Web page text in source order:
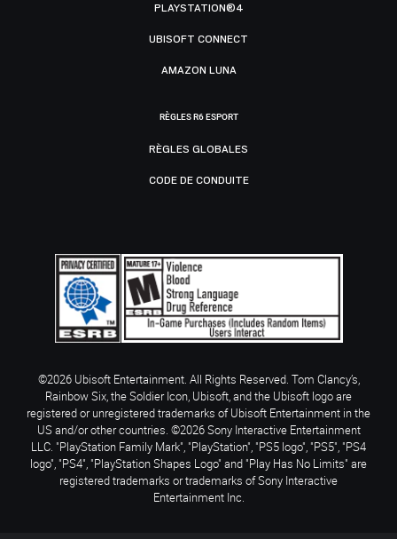
PLAYSTATION®4
UBISOFT CONNECT
AMAZON LUNA
RÈGLES R6 ESPORT
RÈGLES GLOBALES
CODE DE CONDUITE
©2026 Ubisoft Entertainment. All Rights Reserved. Tom Clancy’s,
Rainbow Six, the Soldier Icon, Ubisoft, and the Ubisoft logo are
registered or unregistered trademarks of Ubisoft Entertainment in the
US and/or other countries. ©2026 Sony Interactive Entertainment
LLC. "PlayStation Family Mark", "PlayStation", "PS5 logo", "PS5", "PS4
logo", "PS4", "PlayStation Shapes Logo" and "Play Has No Limits" are
registered trademarks or trademarks of Sony Interactive
Entertainment Inc.